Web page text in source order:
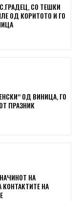
СО ТЕШКИ
ОД КОРИТОТО И ГО
ОД ВИНИЦА, ГО
ПРАЗНИК
НАЧИНОТ НА
НА